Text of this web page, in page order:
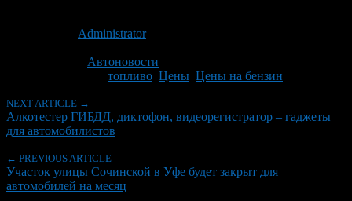
Administrator
Автоновости
топливо Цены Цены на бензин
NEXT ARTICLE →
Алкотестер ГИБДД, диктофон, видеорегистратор – гаджеты
для автомобилистов
← PREVIOUS ARTICLE
Участок улицы Сочинской в Уфе будет закрыт для
автомобилей на месяц